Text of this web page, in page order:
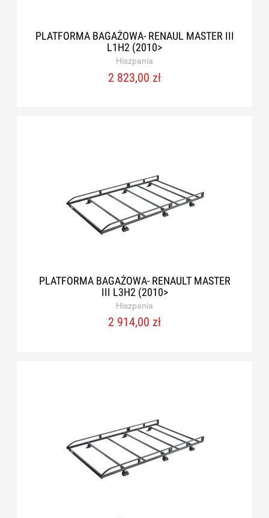
PLATFORMA BAGAŻOWA- RENAUL MASTER III
L1H2 (2010>
Hiszpania
2 823,00 zł
PLATFORMA BAGAŻOWA- RENAULT MASTER
III L3H2 (2010>
Hiszpania
2 914,00 zł